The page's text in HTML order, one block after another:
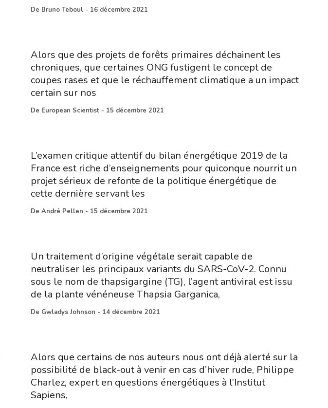
De Bruno Teboul - 16 décembre 2021
Alors que des projets de forêts primaires déchainent les
chroniques, que certaines ONG fustigent le concept de
coupes rases et que le réchauffement climatique a un impact
certain sur nos
De European Scientist - 15 décembre 2021
L’examen critique attentif du bilan énergétique 2019 de la
France est riche d’enseignements pour quiconque nourrit un
projet sérieux de refonte de la politique énergétique de
cette dernière servant les
De André Pellen - 15 décembre 2021
Un traitement d’origine végétale serait capable de
neutraliser les principaux variants du SARS-CoV-2. Connu
sous le nom de thapsigargine (TG), l’agent antiviral est issu
de la plante vénéneuse Thapsia Garganica,
De Gwladys Johnson - 14 décembre 2021
Alors que certains de nos auteurs nous ont déjà alerté sur la
possibilité de black-out à venir en cas d’hiver rude, Philippe
Charlez, expert en questions énergétiques à l’Institut
Sapiens,